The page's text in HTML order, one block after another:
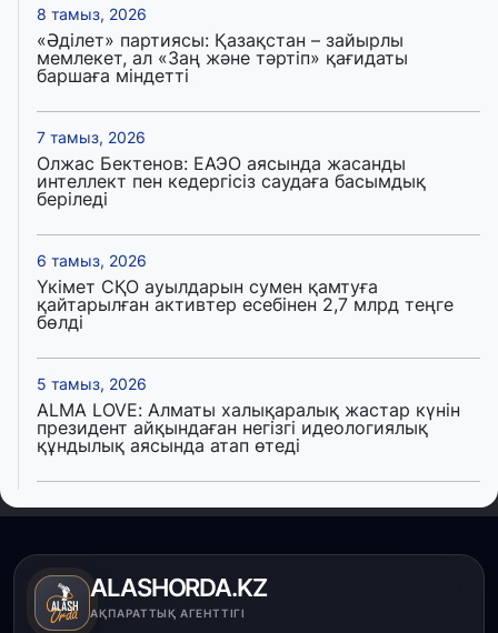
8 тамыз, 2026
«Әділет» партиясы: Қазақстан – зайырлы
мемлекет, ал «Заң және тәртіп» қағидаты
баршаға міндетті
7 тамыз, 2026
Олжас Бектенов: ЕАЭО аясында жасанды
интеллект пен кедергісіз саудаға басымдық
беріледі
6 тамыз, 2026
Үкімет СҚО ауылдарын сумен қамтуға
қайтарылған активтер есебінен 2,7 млрд теңге
бөлді
5 тамыз, 2026
ALMA LOVE: Алматы халықаралық жастар күнін
президент айқындаған негізгі идеологиялық
құндылық аясында атап өтеді
5 тамыз, 2026
тұрғын үйді салып бітті
4 тамыз, 2026
ALASHORDA.KZ
АҚПАРАТТЫҚ АГЕНТТІГІ